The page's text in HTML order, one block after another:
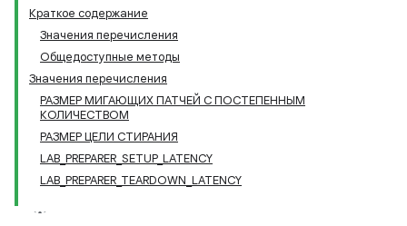
Краткое содержание
Значения перечисления
Общедоступные методы
Значения перечисления
РАЗМЕР МИГАЮЩИХ ПАТЧЕЙ С ПОСТЕПЕННЫМ
КОЛИЧЕСТВОМ
РАЗМЕР ЦЕЛИ СТИРАНИЯ
LAB_PREPARER_SETUP_LATENCY
LAB_PREPARER_TEARDOWN_LATENCY